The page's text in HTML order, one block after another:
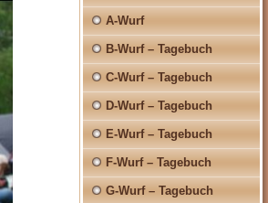
A-Wurf
B-Wurf – Tagebuch
C-Wurf – Tagebuch
D-Wurf – Tagebuch
E-Wurf – Tagebuch
F-Wurf – Tagebuch
G-Wurf – Tagebuch